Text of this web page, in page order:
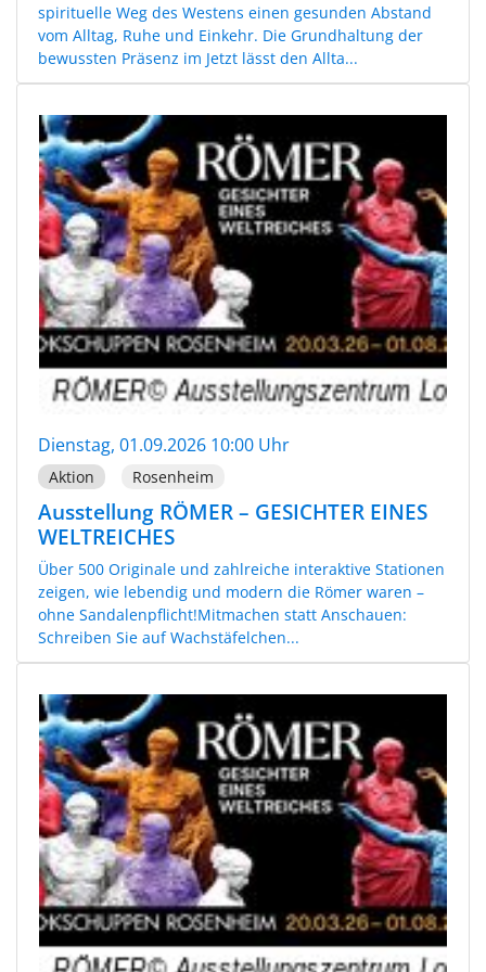
spirituelle Weg des Westens einen gesunden Abstand
vom Alltag, Ruhe und Einkehr. Die Grundhaltung der
bewussten Präsenz im Jetzt lässt den Allta...
Dienstag, 01.09.2026 10:00 Uhr
Aktion Rosenheim
Ausstellung RÖMER – GESICHTER EINES
WELTREICHES
Über 500 Originale und zahlreiche interaktive Stationen
zeigen, wie lebendig und modern die Römer waren –
ohne Sandalenpflicht!Mitmachen statt Anschauen:
Schreiben Sie auf Wachstäfelchen...